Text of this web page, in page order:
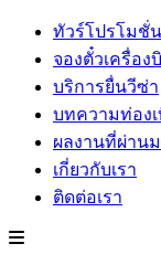
ทัวร์โปรโมชั่น
จองตั๋วเครื่อง
บริการยื่นวีซ่า
บทความท่องเ
ผลงานที่ผ่าน
เกี่ยวกับเรา
ติดต่อเรา